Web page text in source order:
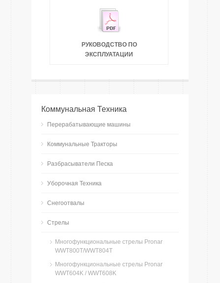
РУКОВОДСТВО ПО
ЭКСПЛУАТАЦИИ
Коммунальная Техника
Перерабатывающие машины
Коммунальные Тракторы
Разбрасыватели Песка
Уборочная Техника
Снегоотвалы
Стрелы
Многофункциональные стрелы Pronar
WWT800T/WWT804T
Многофункциональные стрелы Pronar
WWT604K / WWT608K